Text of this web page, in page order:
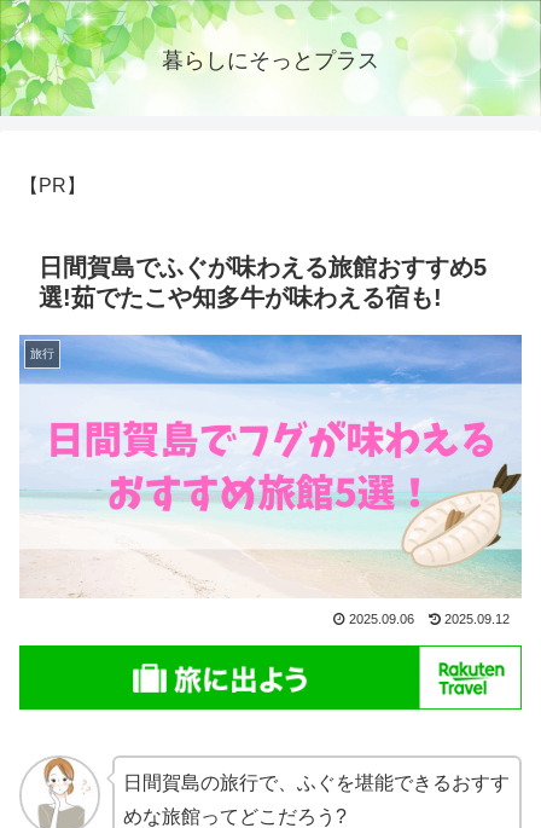
暮らしにそっとプラス
【PR】
日間賀島でふぐが味わえる旅館おすすめ5
選!茹でたこや知多牛が味わえる宿も!
旅行
2025.09.06 2025.09.12
日間賀島の旅行で、ふぐを堪能できるおすす
めな旅館ってどこだろう?